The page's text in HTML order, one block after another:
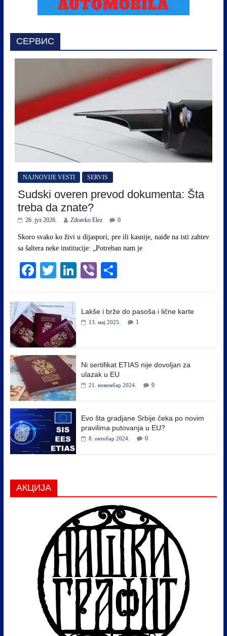
СЕРВИС
NAJNOVIJE VESTI SERVIS
Sudski overen prevod dokumenta: Šta
treba da znate?
26. јул 2026. Zdravko Elez 0
Skoro svako ko živi u dijaspori, pre ili kasnije, naiđe na isti zahtev
sa šaltera neke institucije: „Potreban nam je
Fa
bo
ok
T
tte
r
Li
In
Vi
Lakše i brže do pasoša i lične karte
13. мај 2025. 1
Ni sertifikat ETIAS nije dovoljan za
ulazak u EU
21. новембар 2024. 0
Evo šta gradjane Srbije čeka po novim
pravilima putovanja u EU?
8. октобар 2024. 0
АКЦИЈА